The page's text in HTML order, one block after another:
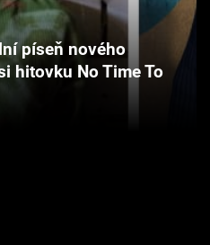
píseň nového
hitovku No Time To